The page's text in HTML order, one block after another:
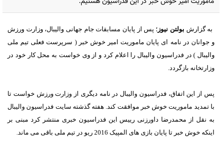
به گزارش بولتن نیوز ؛ پس از پایان مسابقات جام جهانی والیبال، وزارت ورزش
و جوانان در نامه ای پایان ماموریت امیر خوش خبر ( سرپرست فعلی تیم ملی
والیبال ) در فدراسیون والیبال را اعلام کرد و از وی خواست به محل کار خود در
وزارتخانه بازگردد.
پس از این اتفاق، فدراسیون والیبال در نامه دیگری از وزارت ورزش خواست تا
با تمدید ماموریت خوش خبر موافقت کند. هفته گذشته سایت فدراسیون والیبال
به نقل از محمدرضا داورزنی رییس این فدراسیون خبری منتشر کرد مبنی بر
اینکه خوش خبر تا پایان بازی های المپیک 2016 ریو در تیم ملی باقی می ماند.